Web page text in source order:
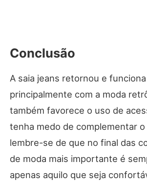
Conclusão
A saia jeans retornou e funciona
principalmente com a moda
também favorece o uso de
tenha medo de complementar
lembre-se de que no final das
de moda mais importante é
apenas aquilo que seja